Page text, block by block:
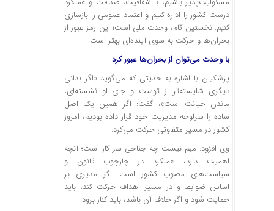
درست کشور را اداره کنیم و اعتماد عمومی را بازسازی
کنیم. نخستین گام، وحدت ملی است؛ این رمز عبور از
بحران‌ها و حرکت به سوی آینده‌ای بهتر است.
با وحدت می‌توان از بحران‌ها عبور کرد
پزشکیان با اشاره به حدیثی که می‌گوید «اگر بدانی
دیگری شایسته‌تر از توست و جای او نشسته‌ای،
ماندن خیانت است»، گفت: اگر همین یک اصل
ساده را سرلوحه مدیریت خود قرار داده بودیم، امروز
کشور در مسیر متفاوتی حرکت می‌کرد.
وی افزود: مهم نیست چه جناحی سر کار است؛ آنچه
اهمیت دارد، عملکرد در چارچوب قانون و
سیاست‌های مصوب کشور است. اگر مدیری بر
اساس ضوابط و در مسیر اهداف حرکت کند، باید
حمایت شود و اگر خلاف آن باشد، باید کنار برود.